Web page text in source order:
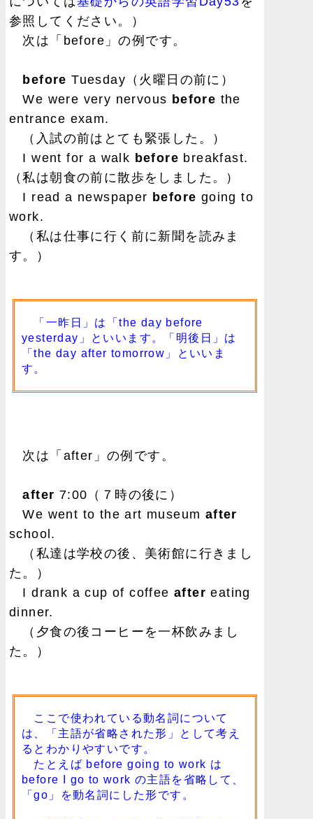
参照してください。）
次は「before」の例です。
before Tuesday（火曜日の前に）
We were very nervous before the
entrance exam.
（入試の前はとても緊張した。）
I went for a walk before breakfast.
（私は朝食の前に散歩をしました。）
I read a newspaper before going to
work.
（私は仕事に行く前に新聞を読みま
す。）
「一昨日」は「the day before
yesterday」といいます。「明後日」は
「the day after tomorrow」といいま
す。
次は「after」の例です。
after 7:00（７時の後に）
We went to the art museum after
school.
（私達は学校の後、美術館に行きまし
た。）
I drank a cup of coffee after eating
dinner.
（夕食の後コーヒーを一杯飲みまし
た。）
ここで使われている動名詞について
は、「主語が省略された形」として考え
るとわかりやすいです。
たとえば before going to work は
before I go to work の主語を省略して、
「go」を動名詞にした形です。